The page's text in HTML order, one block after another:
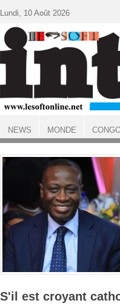
ACCUEIL
S'il est croyant
Lundi, 10 Août 2026
NEWS MONDE